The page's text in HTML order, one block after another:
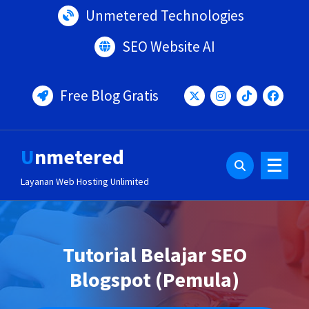
Unmetered Technologies
SEO Website AI
Free Blog Gratis
Unmetered
Layanan Web Hosting Unlimited
Tutorial Belajar SEO
Blogspot (Pemula)